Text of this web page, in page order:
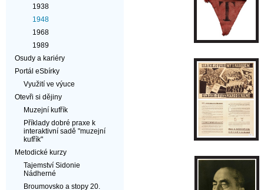
1938
1948
1968
1989
Osudy a kariéry
Portál eSbírky
Využití ve výuce
Otevři si dějiny
Muzejní kufřík
Příklady dobré praxe k
interaktivní sadě "muzejní
kufřík"
Metodické kurzy
Tajemství Sidonie
Nádherné
Broumovsko a stopy 20.